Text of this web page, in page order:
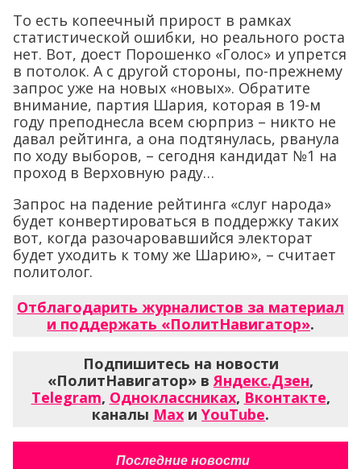
То есть копеечный прирост в рамках
статистической ошибки, но реального роста
нет. Вот, доест Порошенко «Голос» и упрется
в потолок. А с другой стороны, по-прежнему
запрос уже на новых «новых». Обратите
внимание, партия Шария, которая в 19-м
году преподнесла всем сюрприз – никто не
давал рейтинга, а она подтянулась, рванула
по ходу выборов, – сегодня кандидат №1 на
проход в Верховную раду…
Запрос на падение рейтинга «слуг народа»
будет конвертироваться в поддержку таких
вот, когда разочаровавшийся электорат
будет уходить к тому же Шарию», – считает
политолог.
Отблагодарить журналистов за материал
и поддержать «ПолитНавигатор».
Подпишитесь на новости
«ПолитНавигатор» вЯндекс.Дзен,
Telegram, Одноклассниках, Вконтакте,
каналы Max и YouTube.
Последние новости